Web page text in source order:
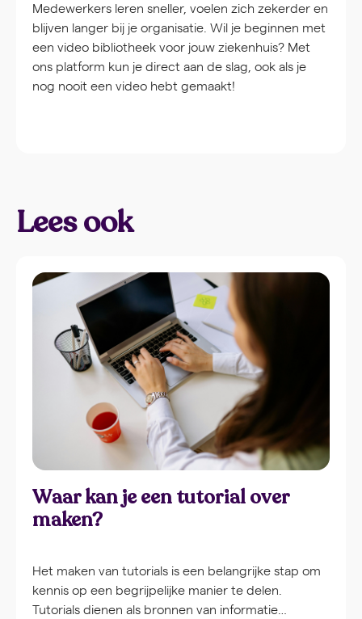
Medewerkers leren sneller, voelen zich zekerder en
blijven langer bij je organisatie. Wil je beginnen met
een video bibliotheek voor jouw ziekenhuis? Met
ons platform kun je direct aan de slag, ook als je
nog nooit een video hebt gemaakt!
Lees ook
Waar kan je een tutorial over
maken?
Het maken van tutorials is een belangrijke stap om
kennis op een begrijpelijke manier te delen.
Tutorials dienen als bronnen van informatie